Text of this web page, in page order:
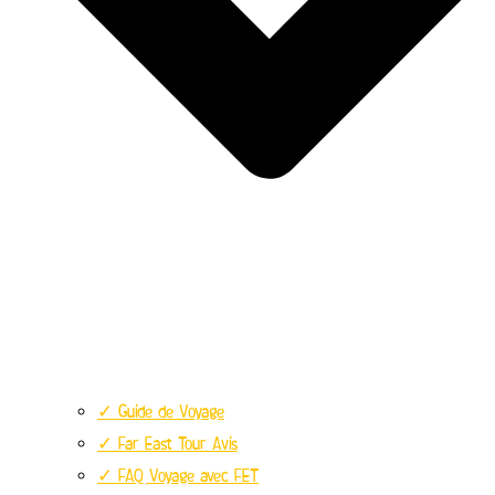
✓ Guide de Voyage
✓ Far East Tour Avis
✓ FAQ Voyage avec FET